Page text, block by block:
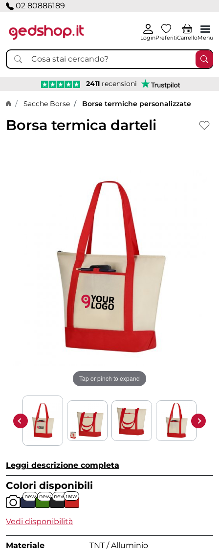
02 80886189
LoginPreferitiCarrelloMenu
2411 recensioni
Home page
Sacche Borse Borse termiche personalizzate
Borsa termica darteli
Tap or pinch to expand
Leggi descrizione completa
Colori disponibili
new new new new
Vedi disponibilità
Materiale TNT / Alluminio